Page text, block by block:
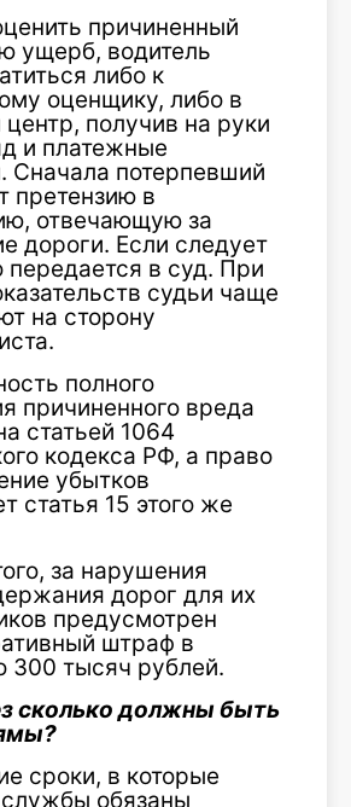
причиненный
ущерб, водитель
либо к
оценщику, либо в
получив на руки
и платежные
Сначала потерпевший
претензию в
отвечающую за
дороги. Если следует
передается в суд. При
судьи чаще
на сторону
полного
причиненного вреда
статьей 1064
кодекса РФ, а право
убытков
статья 15 этого же
за нарушения
дорог для их
предусмотрен
штраф в
300 тысяч рублей.
сколько должны быть
сроки, в которые
обязаны